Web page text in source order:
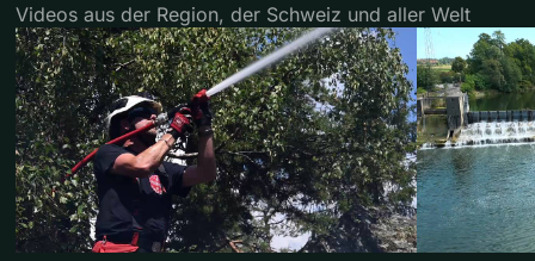
Videos aus der Region, der Schweiz und aller Welt